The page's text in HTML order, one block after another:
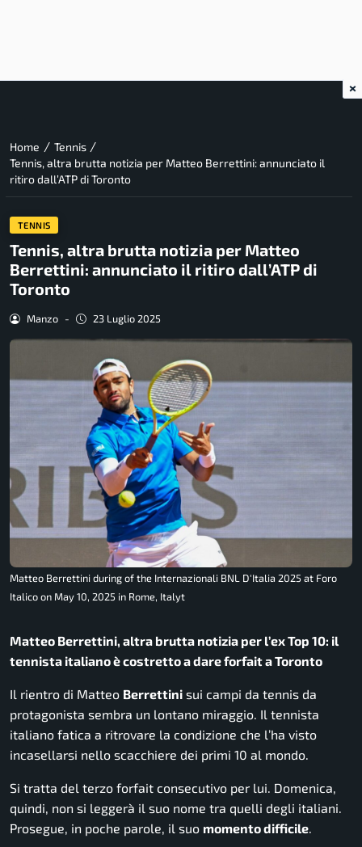
Home / Tennis /
Tennis, altra brutta notizia per Matteo Berrettini: annunciato il
ritiro dall’ATP di Toronto
TENNIS
Tennis, altra brutta notizia per Matteo
Berrettini: annunciato il ritiro dall’ATP di
Toronto
Manzo - 23 Luglio 2025
Matteo Berrettini during of the Internazionali BNL D'Italia 2025 at Foro
Italico on May 10, 2025 in Rome, Italyt
Matteo Berrettini, altra brutta notizia per l’ex Top 10: il
tennista italiano è costretto a dare forfait a Toronto
Il rientro di Matteo Berrettini sui campi da tennis da
protagonista sembra un lontano miraggio. Il tennista
italiano fatica a ritrovare la condizione che l’ha visto
incasellarsi nello scacchiere dei primi 10 al mondo.
Si tratta del terzo forfait consecutivo per lui. Domenica,
quindi, non si leggerà il suo nome tra quelli degli italiani.
Prosegue, in poche parole, il suo momento difficile.
×